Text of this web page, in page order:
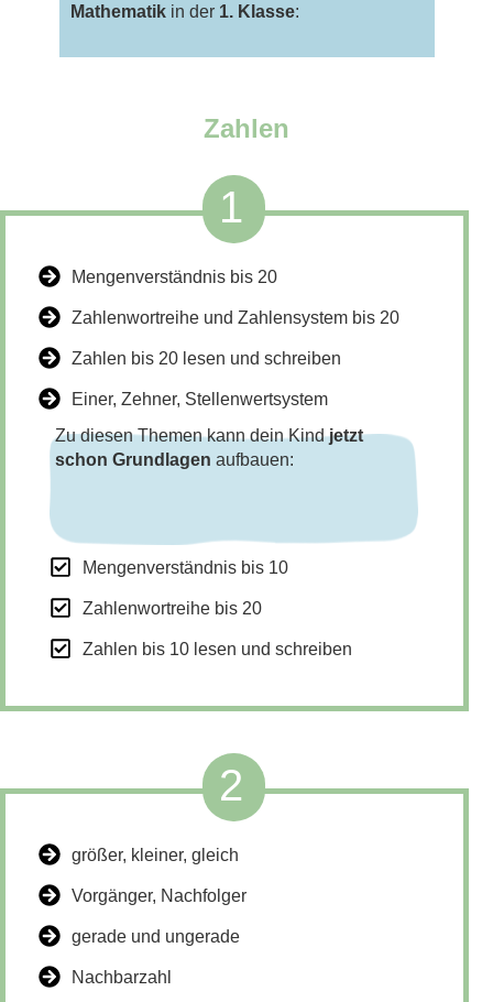
Mathematik in der 1. Klasse:
Zahlen
1
Mengenverständnis bis 20
Zahlenwortreihe und Zahlensystem bis 20
Zahlen bis 20 lesen und schreiben
Einer, Zehner, Stellenwertsystem
Zu diesen Themen kann dein Kindjetzt
schon Grundlagen aufbauen:
Mengenverständnis bis 10
Zahlenwortreihe bis 20
Zahlen bis 10 lesen und schreiben
2
größer, kleiner, gleich
Vorgänger, Nachfolger
gerade und ungerade
Nachbarzahl